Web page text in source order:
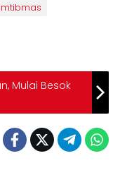
Mulai Besok